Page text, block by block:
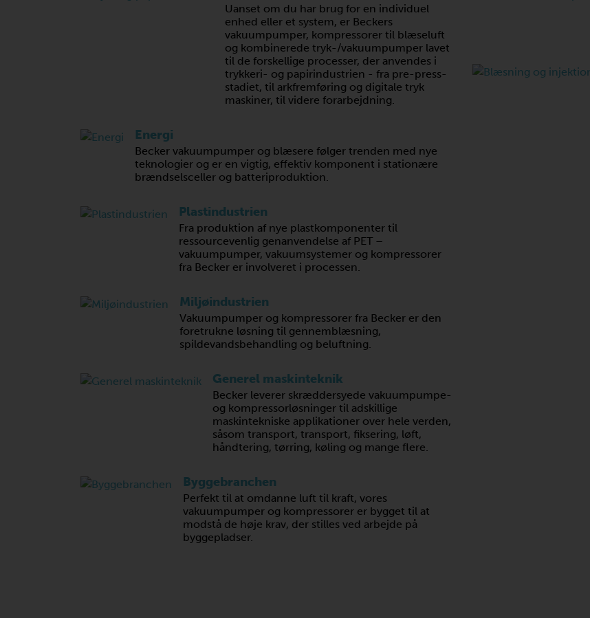
Uanset om du har brug for en individuel
enhed eller et system, er Beckers
vakuumpumper, kompressorer til blæseluft
og kombinerede tryk-/vakuumpumper lavet
til de forskellige processer, der anvendes i
trykkeri- og papirindustrien - fra pre-press-
stadiet, til arkfremføring og digitale tryk
maskiner, til videre forarbejdning.
Energi
Becker vakuumpumper og blæsere følger trenden med nye
teknologier og er en vigtig, effektiv komponent i stationære
brændselsceller og batteriproduktion.
Plastindustrien
Fra produktion af nye plastkomponenter til
ressourcevenlig genanvendelse af PET –
vakuumpumper, vakuumsystemer og kompressorer
fra Becker er involveret i processen.
Miljøindustrien
Vakuumpumper og kompressorer fra Becker er den
foretrukne løsning til gennemblæsning,
spildevandsbehandling og beluftning.
Generel maskinteknik
Becker leverer skræddersyede vakuumpumpe-
og kompressorløsninger til adskillige
maskintekniske applikationer over hele verden,
såsom transport, transport, fiksering, løft,
håndtering, tørring, køling og mange flere.
Byggebranchen
Perfekt til at omdanne luft til kraft, vores
vakuumpumper og kompressorer er bygget til at
modstå de høje krav, der stilles ved arbejde på
byggepladser.